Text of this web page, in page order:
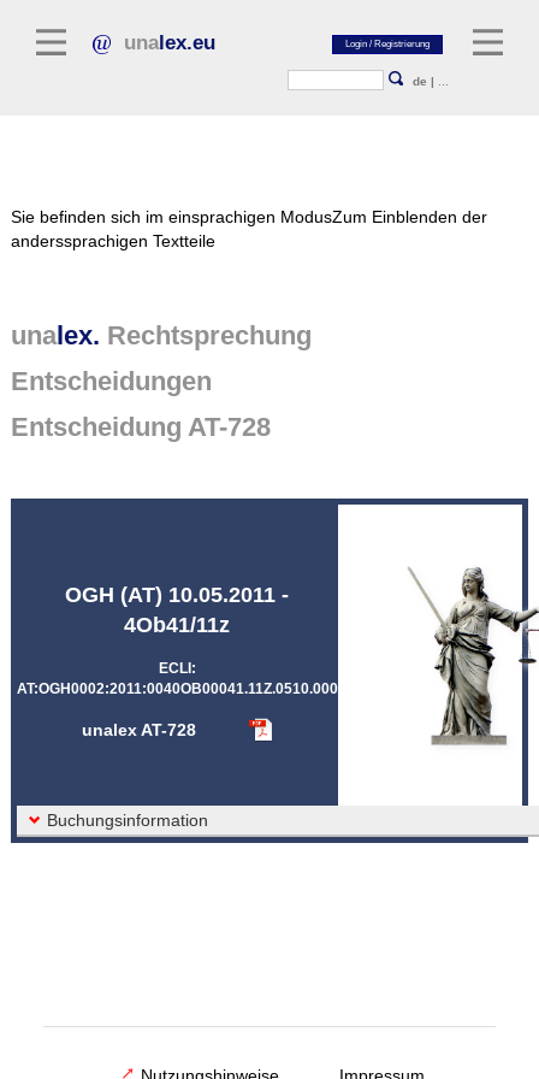
unalex.eu
de |
Normtexte
Rechtsprechung
Sie befinden sich im einsprachigen ModusZum Einblenden der
anderssprachigen Textteile
unalex. Rechtsprechung
Entscheidungen
Entscheidung AT-728
OGH (AT) 10.05.2011 -
4Ob41/11z
ECLI:
AT:OGH0002:2011:0040OB00041.11Z.0510.000
unalex AT-728
Buchungsinformation
Nutzungshinweise Impressum